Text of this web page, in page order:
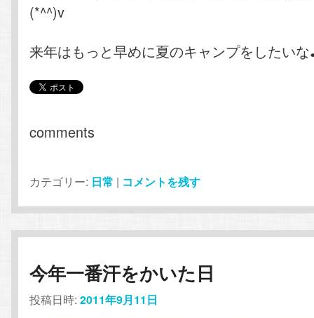
(*^^)v
来年はもっと早めに夏のキャンプをしたい
comments
カテゴリー: 日常 | コメントを残す
今年一番汗をかいた日
投稿日時:2011年9月11日